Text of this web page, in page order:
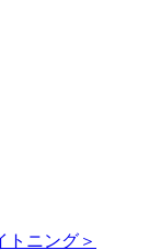
トニング＞